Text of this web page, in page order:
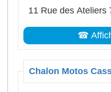
11 Rue des Ateliers
☎
Chalon Motos